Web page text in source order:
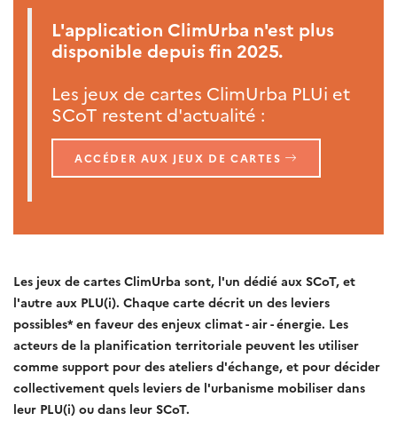
L'application ClimUrba n'est plus
disponible depuis fin 2025.
Les jeux de cartes ClimUrba PLUi et
SCoT restent d'actualité :
ACCÉDER AUX JEUX DE CARTES
Les jeux de cartes ClimUrba sont, l'un dédié aux SCoT, et
l'autre aux PLU(i). Chaque carte décrit un des leviers
possibles* en faveur des enjeux climat - air - énergie. Les
acteurs de la planification territoriale peuvent les utiliser
comme support pour des ateliers d'échange, et pour décider
collectivement quels leviers de l'urbanisme mobiliser dans
leur PLU(i) ou dans leur SCoT.